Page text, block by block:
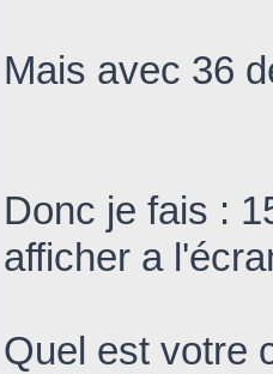
Mais avec 36
Donc je fais :
afficher a
Quel est votre